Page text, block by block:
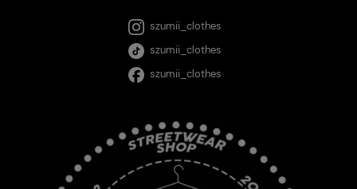
szumii_clothes
szumii_clothes
szumii_clothes